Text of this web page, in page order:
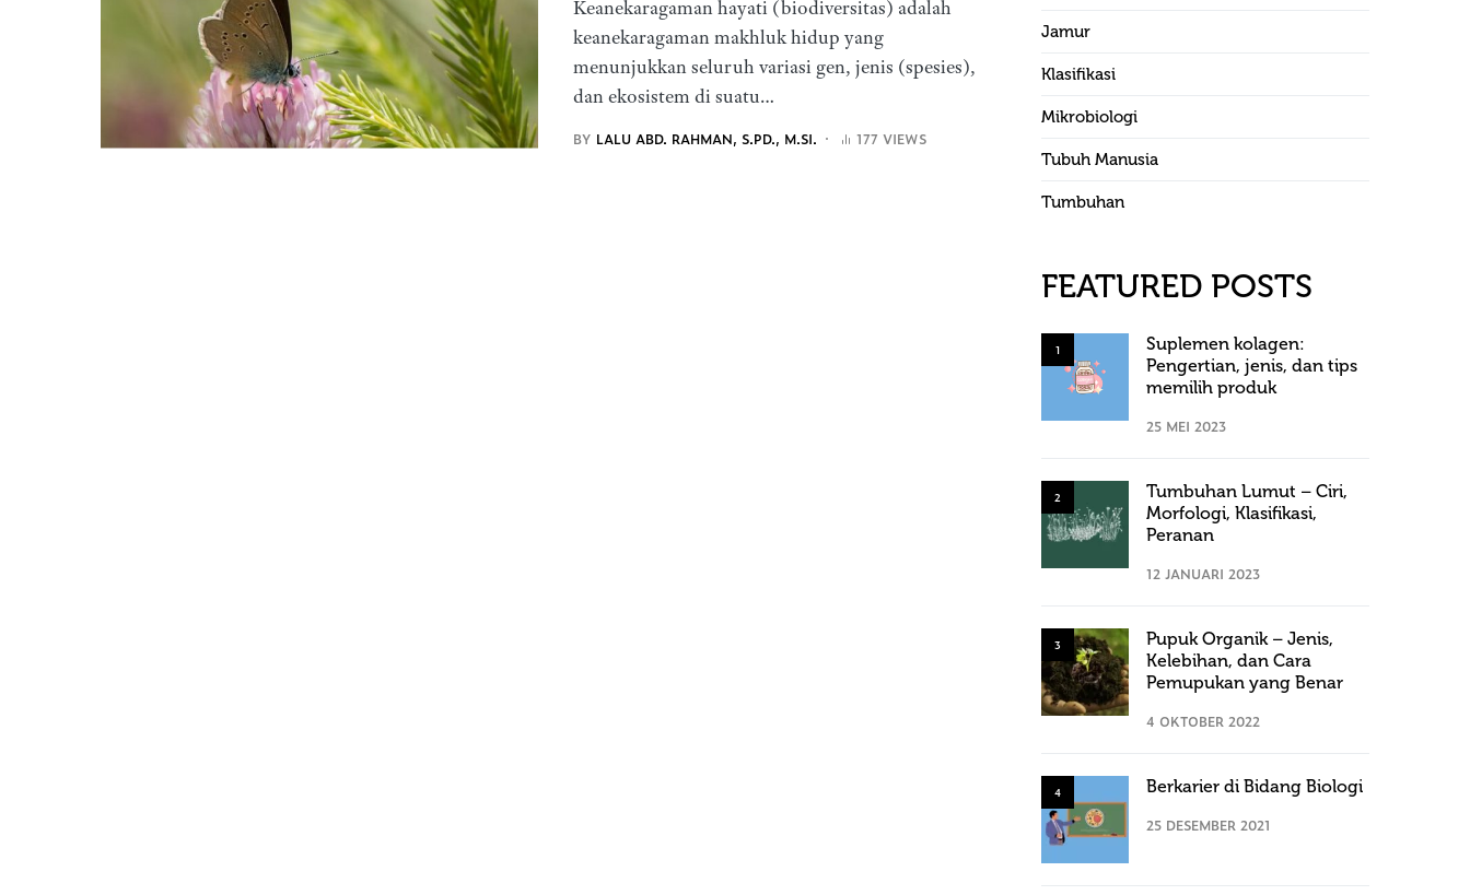
Keanekaragaman hayati (biodiversitas) adalah
keanekaragaman makhluk hidup yang
menunjukkan seluruh variasi gen, jenis (spesies),
dan ekosistem di suatu…
BY LALU ABD. RAHMAN, S.PD., M.SI. 177 VIEWS
Jamur
Klasifikasi
Mikrobiologi
Tubuh Manusia
Tumbuhan
FEATURED POSTS
1
Suplemen kolagen:
Pengertian, jenis, dan tips
memilih produk
25 MEI 2023
2
Tumbuhan Lumut – Ciri,
Morfologi, Klasifikasi,
Peranan
12 JANUARI 2023
3
Pupuk Organik – Jenis,
Kelebihan, dan Cara
Pemupukan yang Benar
4 OKTOBER 2022
4 Berkarier di Bidang Biologi
25 DESEMBER 2021